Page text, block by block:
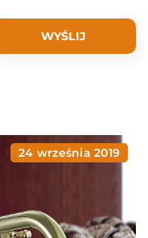
24 września 2019